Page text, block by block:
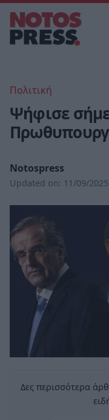
Πολιτική
Ψήφισε
Notospress
Updated on: 11/09/
Δες περισσότερα